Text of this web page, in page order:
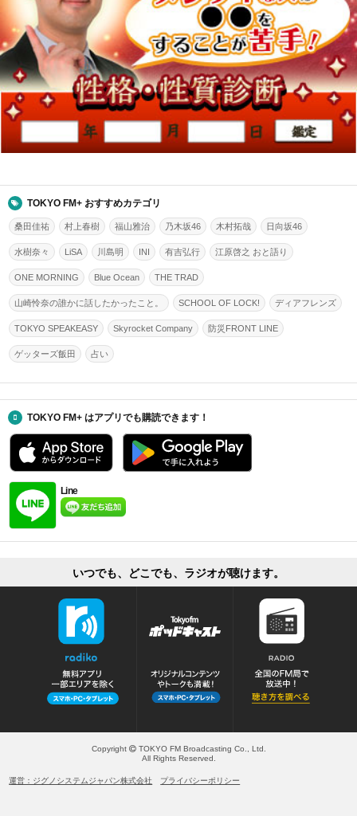
TOKYO FM+ おすすめカテゴリ
桑田佳祐 村上春樹 福山雅治 乃木坂46 木村拓哉 日向坂46
水樹奈々 LiSA 川島明 INI 有吉弘行 江原啓之 おと語り
ONE MORNING Blue Ocean THE TRAD
山崎怜奈の誰かに話したかったこと。 SCHOOL OF LOCK! ディアフレンズ
TOKYO SPEAKEASY Skyrocket Company 防災FRONT LINE
ゲッターズ飯田 占い
TOKYO FM+ はアプリでも購読できます！
Line
いつでも、どこでも、ラジオが聴けます。
Copyright
TOKYO FM Broadcasting Co., Ltd.
All Rights Reserved.
運営：ジグノシステムジャパン株式会社 プライバシーポリシー